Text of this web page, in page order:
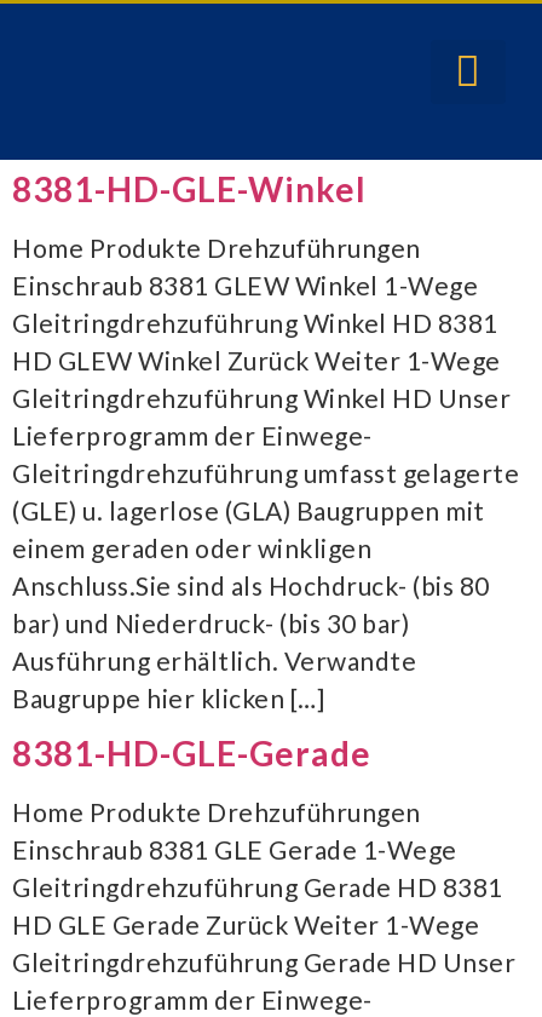
8381-HD-GLE-Winkel
Home Produkte Drehzuführungen
Einschraub 8381 GLEW Winkel 1-Wege
Gleitringdrehzuführung Winkel HD 8381
HD GLEW Winkel Zurück Weiter 1-Wege
Gleitringdrehzuführung Winkel HD Unser
Lieferprogramm der Einwege-
Gleitringdrehzuführung umfasst gelagerte
(GLE) u. lagerlose (GLA) Baugruppen mit
einem geraden oder winkligen
Anschluss.Sie sind als Hochdruck- (bis 80
bar) und Niederdruck- (bis 30 bar)
Ausführung erhältlich. Verwandte
Baugruppe hier klicken […]
8381-HD-GLE-Gerade
Home Produkte Drehzuführungen
Einschraub 8381 GLE Gerade 1-Wege
Gleitringdrehzuführung Gerade HD 8381
HD GLE Gerade Zurück Weiter 1-Wege
Gleitringdrehzuführung Gerade HD Unser
Lieferprogramm der Einwege-